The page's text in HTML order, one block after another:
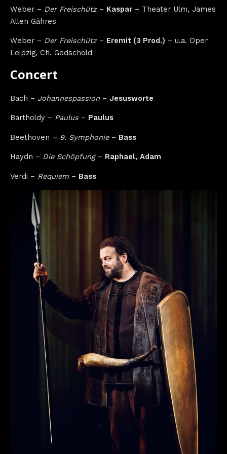
Weber – Der Freischütz– Kaspar – Theater Ulm, James
Allen Gähres
Weber – Der Freischütz– Eremit (3 Prod.) – u.a. Oper
Leipzig, Ch. Gedschold
Concert
Bach – Johannespassion – Jesusworte
Bartholdy – Paulus – Paulus
Beethoven – 9. Symphonie– Bass
Haydn – Die Schöpfung– Raphael, Adam
Verdi – Requiem – Bass